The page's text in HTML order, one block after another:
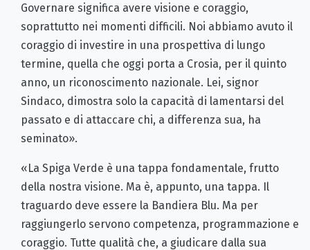
Governare significa avere visione e coraggio,
soprattutto nei momenti difficili. Noi abbiamo avuto il
coraggio di investire in una prospettiva di lungo
termine, quella che oggi porta a Crosia, per il quinto
anno, un riconoscimento nazionale. Lei, signor
Sindaco, dimostra solo la capacità di lamentarsi del
passato e di attaccare chi, a differenza sua, ha
seminato».
«La Spiga Verde è una tappa fondamentale, frutto
della nostra visione. Ma è, appunto, una tappa. Il
traguardo deve essere la Bandiera Blu. Ma per
raggiungerlo servono competenza, programmazione e
coraggio. Tutte qualità che, a giudicare dalla sua